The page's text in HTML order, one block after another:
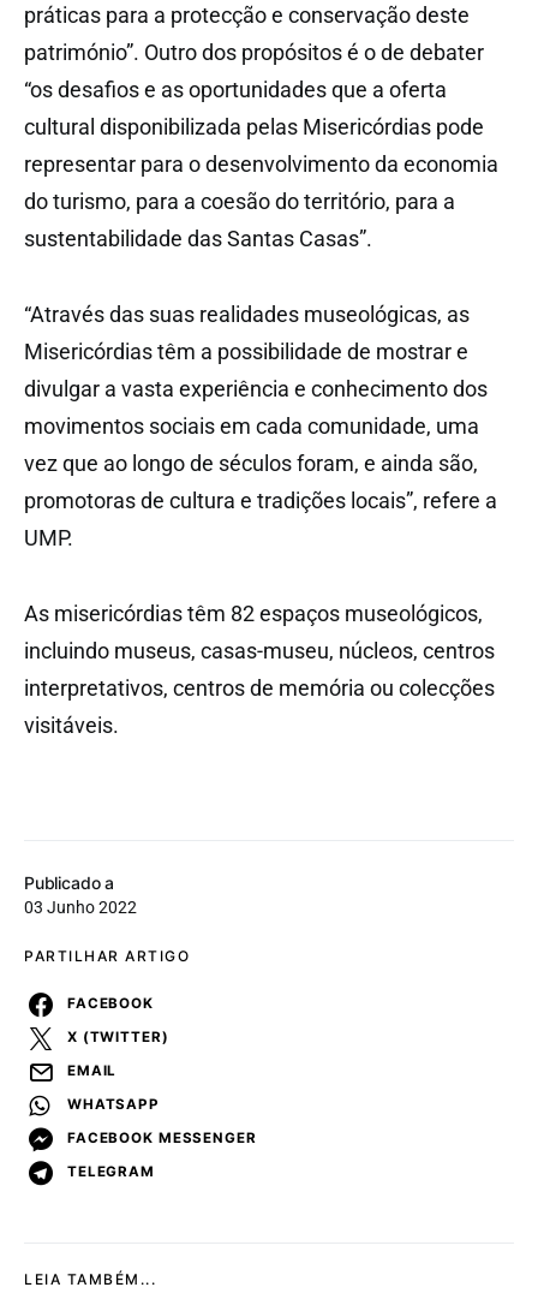
Publicado a
03 Junho 2022
PARTILHAR ARTIGO
FACEBOOK
X (TWITTER)
EMAIL
WHATSAPP
FACEBOOK MESSENGER
TELEGRAM
práticas para a protecção e conservação deste
património”. Outro dos propósitos é o de debater
“os desafios e as oportunidades que a oferta
cultural disponibilizada pelas Misericórdias pode
representar para o desenvolvimento da economia
do turismo, para a coesão do território, para a
sustentabilidade das Santas Casas”.
“Através das suas realidades museológicas, as
Misericórdias têm a possibilidade de mostrar e
divulgar a vasta experiência e conhecimento dos
movimentos sociais em cada comunidade, uma
vez que ao longo de séculos foram, e ainda são,
promotoras de cultura e tradições locais”, refere a
UMP.
As misericórdias têm 82 espaços museológicos,
incluindo museus, casas-museu, núcleos, centros
interpretativos, centros de memória ou colecções
visitáveis.
LEIA TAMBÉM...